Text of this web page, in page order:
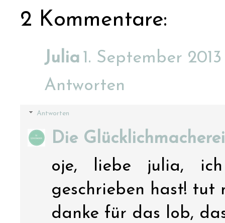
2 Kommentare:
Julia 1. September
Antworten
Antworten
Die Glücklichmacherei
oje, liebe julia,
geschrieben hast! tut
danke für das lob,